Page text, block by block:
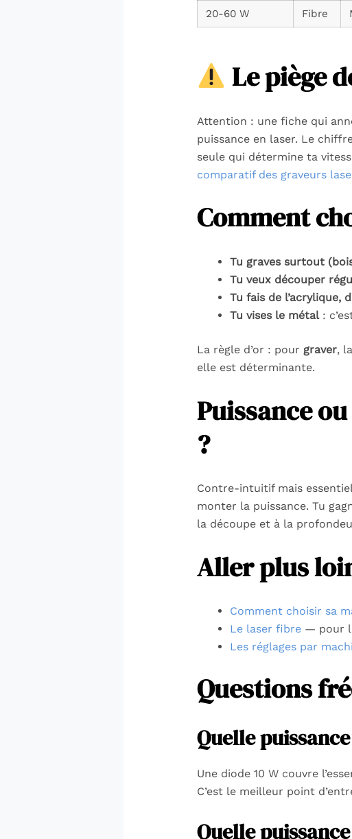
20-60 W Fibre
Le piège
Attention : une fiche qui
puissance en laser. Le
seule qui détermine ta
comparatif des graveurs
Comment
Tu graves surtout
Tu veux découper
Tu fais de l’acrylique,
Tu vises le métal:
La règle d’or : pour graver,
elle est déterminante.
Puissance
?
Contre-intuitif mais
monter la puissance. Tu
la découpe et à la
Aller plus
Comment choisir sa
Le laser fibre— pour
Les réglages par
Questions
Quelle
Une diode 10 W couvre
C’est le meilleur point
Quelle